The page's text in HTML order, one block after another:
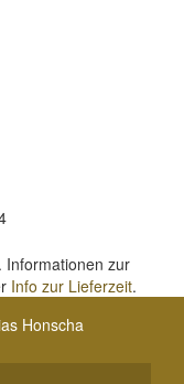
Informationen zur
Info zur Lieferzeit.
Honscha